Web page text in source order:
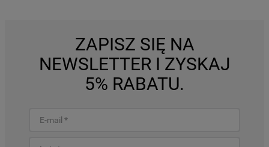
ZAPISZ SIĘ NA
NEWSLETTER I ZYSKAJ
5% RABATU.